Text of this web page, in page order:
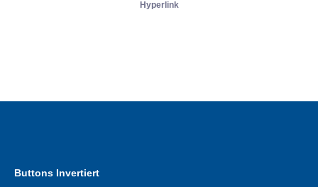
Hyperlink
Buttons Invertiert